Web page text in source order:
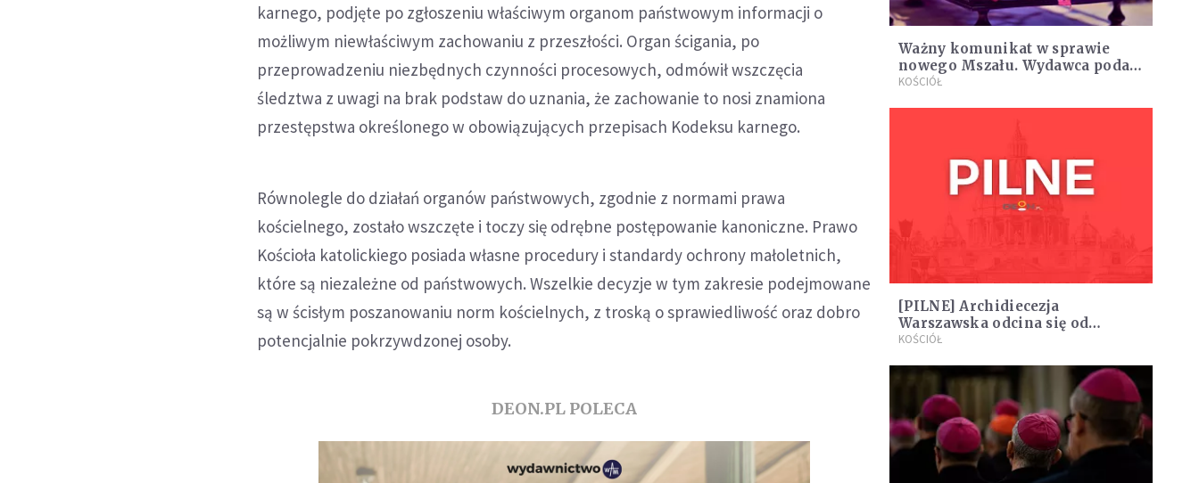
karnego, podjęte po zgłoszeniu właściwym organom państwowym informacji o
możliwym niewłaściwym zachowaniu z przeszłości. Organ ścigania, po
przeprowadzeniu niezbędnych czynności procesowych, odmówił wszczęcia
śledztwa z uwagi na brak podstaw do uznania, że zachowanie to nosi znamiona
przestępstwa określonego w obowiązujących przepisach Kodeksu karnego.
Równolegle do działań organów państwowych, zgodnie z normami prawa
kościelnego, zostało wszczęte i toczy się odrębne postępowanie kanoniczne. Prawo
Kościoła katolickiego posiada własne procedury i standardy ochrony małoletnich,
które są niezależne od państwowych. Wszelkie decyzje w tym zakresie podejmowane
są w ścisłym poszanowaniu norm kościelnych, z troską o sprawiedliwość oraz dobro
potencjalnie pokrzywdzonej osoby.
DEON.PL POLECA
Ważny komunikat w sprawie
nowego Mszału. Wydawca podał,
kiedy mogą pojawić się pierwsze
KOŚCIÓŁ
[PILNE] Archidiecezja
Warszawska odcina się od
kongresu, na którym wystąpi
KOŚCIÓŁ